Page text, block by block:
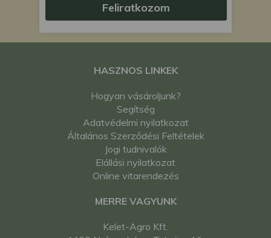
Feliratkozom
HASZNOS LINKEK
Hogyan vásároljunk?
Segítség
Adatvédelmi nyilatkozat
Általános Szerződési Feltételek
Jogi tudnivalók
Elállási nyilatkozat
Online vitarendezés
MERRE VAGYUNK
Kelet-Agro Kft.